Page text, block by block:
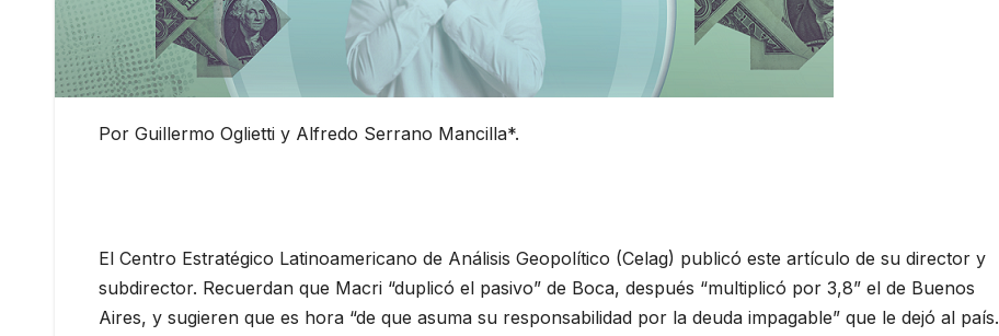
Por Guillermo Oglietti y Alfredo Serrano Mancilla*.
El Centro Estratégico Latinoamericano de Análisis Geopolítico (Celag) publicó este artículo de su director y
subdirector. Recuerdan que Macri “duplicó el pasivo” de Boca, después “multiplicó por 3,8” el de Buenos
Aires, y sugieren que es hora “de que asuma su responsabilidad por la deuda impagable” que le dejó al país.